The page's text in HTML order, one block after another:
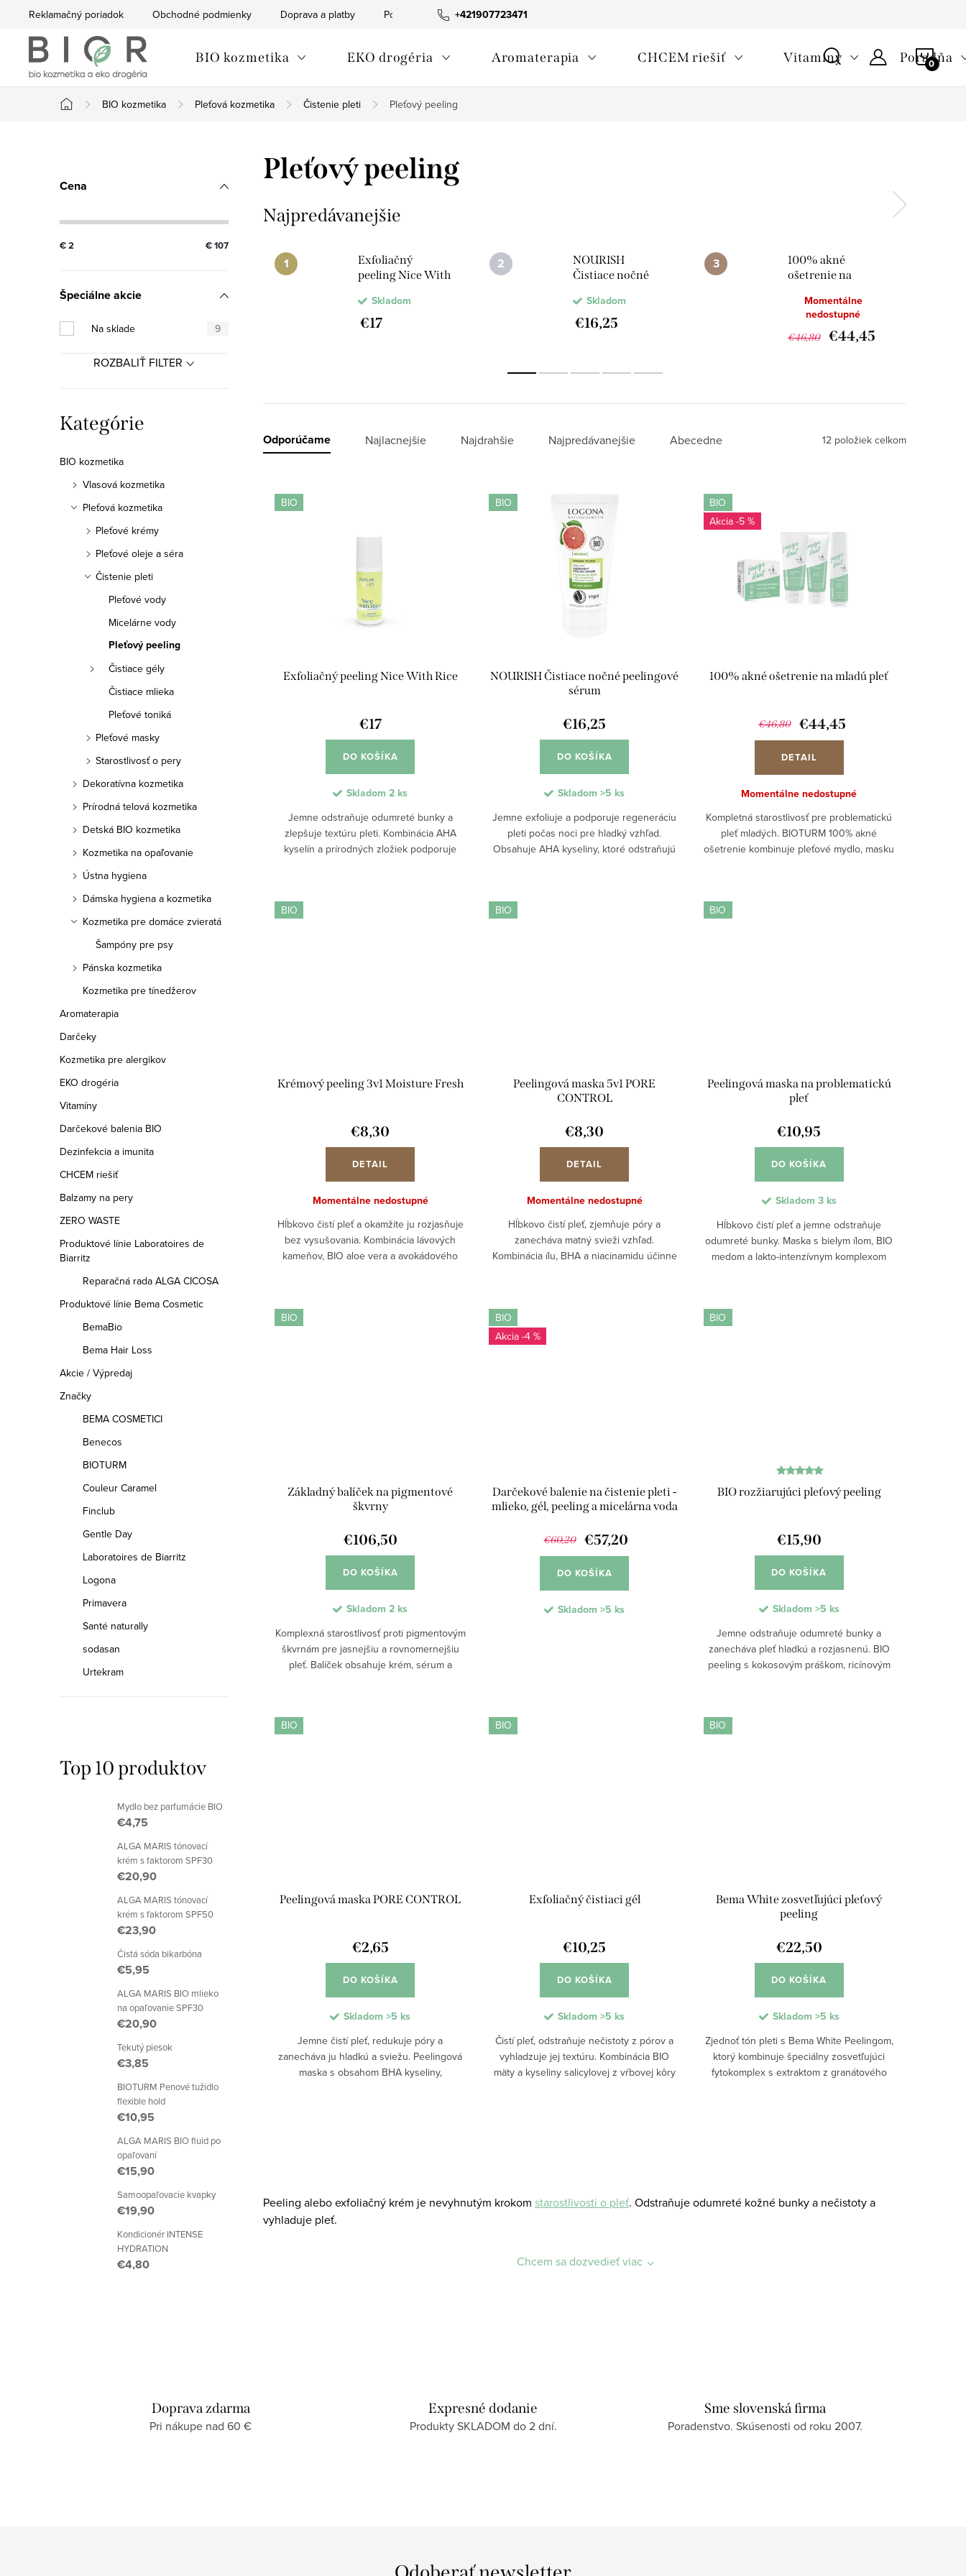
+421907723471
Reklamačný poriadok Obchodné podmienky Doprava a platby Podmienky ochrany osobných údajov
BIO kozmetika EKO drogéria Aromaterapia CHCEM riešiť Vitamíny Poradňa
Domov
BIO kozmetika Pleťová kozmetika Čistenie pleti Pleťový peeling
o
č
n
p
a
l
Cena
€2 €107
Špeciálne akcie
Na sklade 9
ROZBALIŤ FILTER
Preskočiť
kategórie
Kategórie
BIO kozmetika
Vlasová kozmetika
Pleťová kozmetika
Pleťové krémy
Pleťové oleje a séra
Čistenie pleti
Pleťové vody
Micelárne vody
Pleťový peeling
Čistiace gély
Čistiace mlieka
Pleťové toniká
Pleťové masky
Starostlivosť o pery
Dekoratívna kozmetika
Prírodná telová kozmetika
Detská BIO kozmetika
Kozmetika na opaľovanie
Ústna hygiena
Dámska hygiena a kozmetika
Kozmetika pre domáce zvieratá
Šampóny pre psy
Pánska kozmetika
Kozmetika pre tínedžerov
Aromaterapia
Darčeky
Kozmetika pre alergikov
EKO drogéria
Vitamíny
Darčekové balenia BIO
Dezinfekcia a imunita
CHCEM riešiť
Balzamy na pery
ZERO WASTE
Produktové línie Laboratoires de
Biarritz
Reparačná rada ALGA CICOSA
Produktové línie Bema Cosmetic
BemaBio
Bema Hair Loss
Akcie / Výpredaj
Značky
BEMA COSMETICI
Benecos
BIOTURM
Couleur Caramel
Finclub
Gentle Day
Laboratoires de Biarritz
Logona
Primavera
Santé naturally
sodasan
Urtekram
Top 10 produktov
Mydlo bez parfumácie BIO
€4,75
ALGA MARIS tónovací
krém s faktorom SPF30
€20,90
ALGA MARIS tónovací
krém s faktorom SPF50
€23,90
Čistá sóda bikarbóna
€5,95
ALGA MARIS BIO mlieko
na opaľovanie SPF30
€20,90
Tekutý piesok
€3,85
BIOTURM Penové tužidlo
flexible hold
€10,95
ALGA MARIS BIO fluid po
opaľovaní
€15,90
Samoopaľovacie kvapky
€19,90
Kondicionér INTENSE
HYDRATION
€4,80
Pleťový peeling
Najpredávanejšie
Exfoliačný
peeling Nice With
Skladom
€17
NOURISH
Čistiace nočné
Skladom
€16,25
100% akné
ošetrenie na
Momentálne
nedostupné
€46,80 €44,45
R
d
Odporúčame Najlacnejšie Najdrahšie Najpredávanejšie Abecedne 12 položiek celkom
VBIO
Exfoliačný peeling Nice With Rice
€17
DO KOŠÍKA
Skladom2 ks
Jemne odstraňuje odumreté bunky a
zlepšuje textúru pleti. Kombinácia AHA
kyselín a prírodných zložiek podporuje
BIO
NOURISH Čistiace nočné peelingové
sérum
€16,25
DO KOŠÍKA
Skladom>5 ks
Jemne exfoliuje a podporuje regeneráciu
pleti počas noci pre hladký vzhľad.
Obsahuje AHA kyseliny, ktoré odstraňujú
BIO
-5 %
100% akné ošetrenie na mladú pleť
€46,80 €44,45
DETAIL
Momentálne nedostupné
Kompletná starostlivosť pre problematickú
pleť mladých. BIOTURM 100% akné
ošetrenie kombinuje pleťové mydlo, masku
BIO
Krémový peeling 3v1 Moisture Fresh
€8,30
DETAIL
Momentálne nedostupné
Hĺbkovo čistí pleť a okamžite ju rozjasňuje
bez vysušovania. Kombinácia lávových
kameňov, BIO aloe vera a avokádového
BIO
Peelingová maska 5v1 PORE
CONTROL
€8,30
DETAIL
Momentálne nedostupné
Hĺbkovo čistí pleť, zjemňuje póry a
zanecháva matný svieži vzhľad.
Kombinácia ílu, BHA a niacinamidu účinne
BIO
Peelingová maska na problematickú
pleť
€10,95
DO KOŠÍKA
Skladom 3 ks
Hĺbkovo čistí pleť a jemne odstraňuje
odumreté bunky. Maska s bielym ílom, BIO
medom a lakto-intenzívnym komplexom
BIO
Základný balíček na pigmentové
škvrny
€106,50
DO KOŠÍKA
Skladom2 ks
Komplexná starostlivosť proti pigmentovým
škvrnám pre jasnejšiu a rovnomernejšiu
pleť. Balíček obsahuje krém, sérum a
BIO
-4 %
Darčekové balenie na čistenie pleti -
mlieko, gél, peeling a micelárna voda
€60,20 €57,20
DO KOŠÍKA
Skladom>5 ks
BIO
BIO rozžiarujúci pleťový peeling
€15,90
DO KOŠÍKA
Skladom >5 ks
Jemne odstraňuje odumreté bunky a
zanecháva pleť hladkú a rozjasnenú. BIO
peeling s kokosovým práškom, ricínovým
BIO
Peelingová maska PORE CONTROL
€2,65
DO KOŠÍKA
Skladom>5 ks
Jemne čistí pleť, redukuje póry a
zanecháva ju hladkú a sviežu. Peelingová
maska s obsahom BHA kyseliny,
BIO
Exfoliačný čistiaci gél
€10,25
DO KOŠÍKA
Skladom>5 ks
Čistí pleť, odstraňuje nečistoty z pórov a
vyhladzuje jej textúru. Kombinácia BIO
mäty a kyseliny salicylovej z vŕbovej kôry
BIO
Bema White zosvetľujúci pleťový
peeling
€22,50
DO KOŠÍKA
Skladom >5 ks
Zjednoť tón pleti s Bema White Peelingom,
ktorý kombinuje špeciálny zosvetľujúci
fytokomplex s extraktom z granátového
v
l
Peeling alebo exfoliačný krém je nevyhnutým krokom starostlivosti o pleť. Odstraňuje odumreté kožné bunky a nečistoty a
vyhladuje pleť.
Chcem sa dozvedieť viac
Doprava zdarma
Pri nákupe nad 60 €
Expresné dodanie
Produkty SKLADOM do 2 dní.
Sme slovenská firma
Poradenstvo. Skúsenosti od roku 2007.